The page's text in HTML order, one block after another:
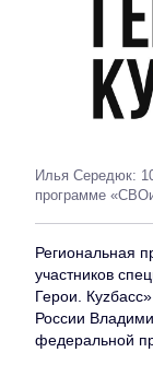
Илья Середюк:
программе
Региональная
участников
Герои.
России
федеральной